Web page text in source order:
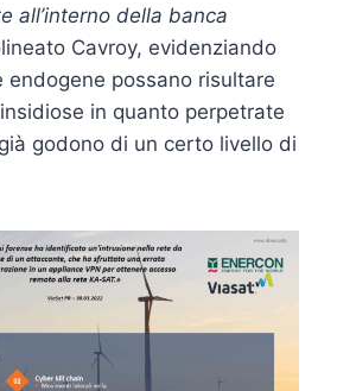
all’interno della banca
Cavroy, evidenziando
endogene possano risultare
in quanto perpetrate
godono di un certo livello di